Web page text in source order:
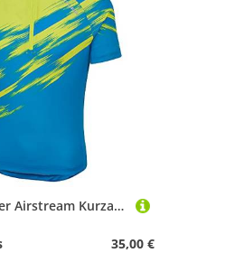
Altura Kinder Airstream Kurzarm-Trikot - Blau/Limette
35,00 €